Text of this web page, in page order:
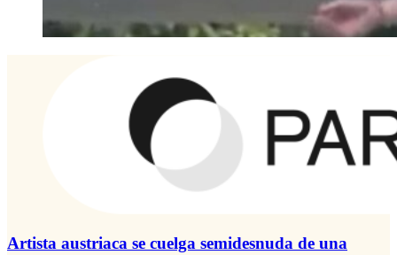
Artista austriaca se cuelga semidesnuda de una